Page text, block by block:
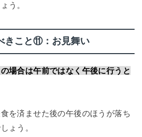
う。
きこと⑪：お見舞い
場合は午前ではなく午後に行うと
を済ませた後の午後のほうが落ち
ょう。